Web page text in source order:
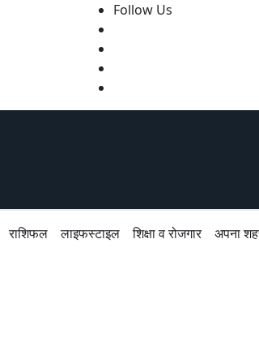
Follow Us
राशिफल लाइफस्टाइल शिक्षा व रोजगार
अपना